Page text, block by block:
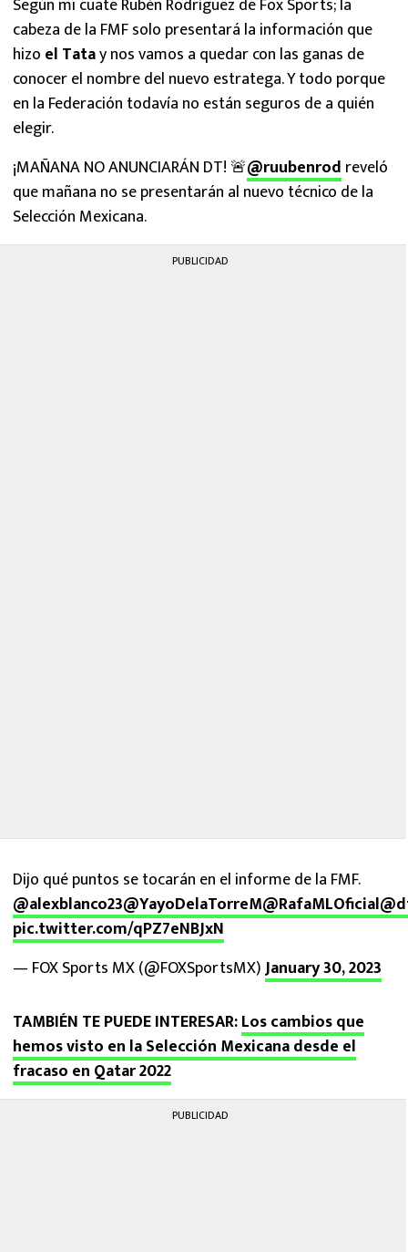
Según mi cuate Rubén Rodríguez de Fox Sports; la
cabeza de la FMF solo presentará la información que
hizo el Tatay nos vamos a quedar con las ganas de
conocer el nombre del nuevo estratega. Y todo porque
en la Federación todavía no están seguros de a quién
elegir.
¡MAÑANA NO ANUNCIARÁN DT! 🚨@ruubenrod reveló
que mañana no se presentarán al nuevo técnico de la
Selección Mexicana.
PUBLICIDAD
Dijo qué puntos se tocarán en el informe de la FMF.
@alexblanco23@YayoDelaTorreM@RafaMLOficial
pic.twitter.com/qPZ7eNBJxN
— FOX Sports MX (@FOXSportsMX)January 30, 2023
TAMBIÉN TE PUEDE INTERESAR:Los cambios que
hemos visto en la Selección Mexicana desde el
fracaso en Qatar 2022
PUBLICIDAD